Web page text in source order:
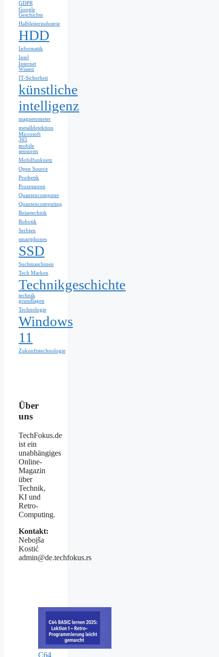
GDPR
Google
Geschichte
Halbleiterindustrie
HDD
Informatik
Intel
Internet
Wissen
IT-Sicherheit
künstliche
intelligenz
magnetometer
metalldetektion
Microsoft
365
mobile
sensoren
Mobilfunknetz
Open Source
Prothetik
Prozessoren
Quantencomputer
Quantencomputing
Reisetechnik
Robotik
Serbien
smartphones
SSD
Suchmaschinen
Tech Marken
Technikgeschichte
technik
grundlagen
Technologie
Windows
11
Zukunftstechnologie
Über
uns
TechFokus.de
ist ein
unabhängiges
Online-
Magazin
über
Technik,
KI und
Retro-
Computing.
Kontakt:
Nebojša
Kostić
admin@de.techfokus.rs
C64